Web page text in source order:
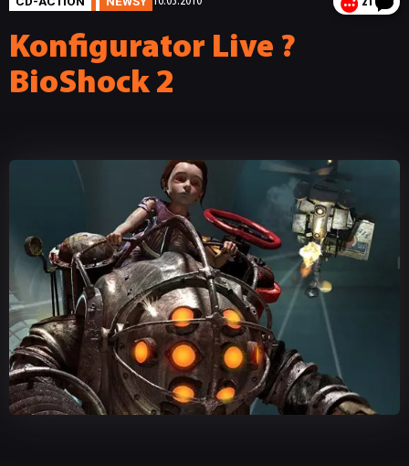
Konfigurator Live ?
BioShock 2